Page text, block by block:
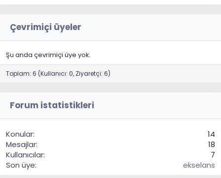
Çevrimiçi üyeler
Şu anda çevrimiçi üye yok.
Toplam: 6 (Kullanıcı: 0, Ziyaretçi: 6)
Forum istatistikleri
Konular
14
Mesajlar
18
Kullanıcılar
7
Son üye
ekselans